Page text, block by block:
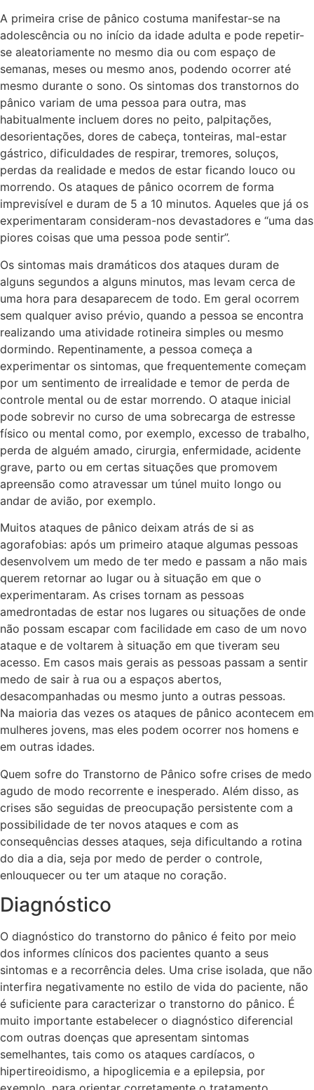
A primeira crise de pânico costuma manifestar-se na
adolescência ou no início da idade adulta e pode repetir-
se aleatoriamente no mesmo dia ou com espaço de
semanas, meses ou mesmo anos, podendo ocorrer até
mesmo durante o sono. Os sintomas dos transtornos do
pânico variam de uma pessoa para outra, mas
habitualmente incluem dores no peito, palpitações,
desorientações, dores de cabeça, tonteiras, mal-estar
gástrico, dificuldades de respirar, tremores, soluços,
perdas da realidade e medos de estar ficando louco ou
morrendo. Os ataques de pânico ocorrem de forma
imprevisível e duram de 5 a 10 minutos. Aqueles que já os
experimentaram consideram-nos devastadores e “uma das
piores coisas que uma pessoa pode sentir”.
Os sintomas mais dramáticos dos ataques duram de
alguns segundos a alguns minutos, mas levam cerca de
uma hora para desaparecem de todo. Em geral ocorrem
sem qualquer aviso prévio, quando a pessoa se encontra
realizando uma atividade rotineira simples ou mesmo
dormindo. Repentinamente, a pessoa começa a
experimentar os sintomas, que frequentemente começam
por um sentimento de irrealidade e temor de perda de
controle mental ou de estar morrendo. O ataque inicial
pode sobrevir no curso de uma sobrecarga de estresse
físico ou mental como, por exemplo, excesso de trabalho,
perda de alguém amado, cirurgia, enfermidade, acidente
grave, parto ou em certas situações que promovem
apreensão como atravessar um túnel muito longo ou
andar de avião, por exemplo.
Muitos ataques de pânico deixam atrás de si as
agorafobias: após um primeiro ataque algumas pessoas
desenvolvem um medo de ter medo e passam a não mais
querem retornar ao lugar ou à situação em que o
experimentaram. As crises tornam as pessoas
amedrontadas de estar nos lugares ou situações de onde
não possam escapar com facilidade em caso de um novo
ataque e de voltarem à situação em que tiveram seu
acesso. Em casos mais gerais as pessoas passam a sentir
medo de sair à rua ou a espaços abertos,
desacompanhadas ou mesmo junto a outras pessoas.
Na maioria das vezes os ataques de pânico acontecem em
mulheres jovens, mas eles podem ocorrer nos homens e
em outras idades.
Quem sofre do Transtorno de Pânico sofre crises de medo
agudo de modo recorrente e inesperado. Além disso, as
crises são seguidas de preocupação persistente com a
possibilidade de ter novos ataques e com as
consequências desses ataques, seja dificultando a rotina
do dia a dia, seja por medo de perder o controle,
enlouquecer ou ter um ataque no coração.
Diagnóstico
O diagnóstico do transtorno do pânico é feito por meio
dos informes clínicos dos pacientes quanto a seus
sintomas e a recorrência deles. Uma crise isolada, que não
interfira negativamente no estilo de vida do paciente, não
é suficiente para caracterizar o transtorno do pânico. É
muito importante estabelecer o diagnóstico diferencial
com outras doenças que apresentam sintomas
semelhantes, tais como os ataques cardíacos, o
hipertireoidismo, a hipoglicemia e a epilepsia, por